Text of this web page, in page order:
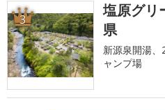
3
塩原グリ
県
新源泉開湯
ャンプ場